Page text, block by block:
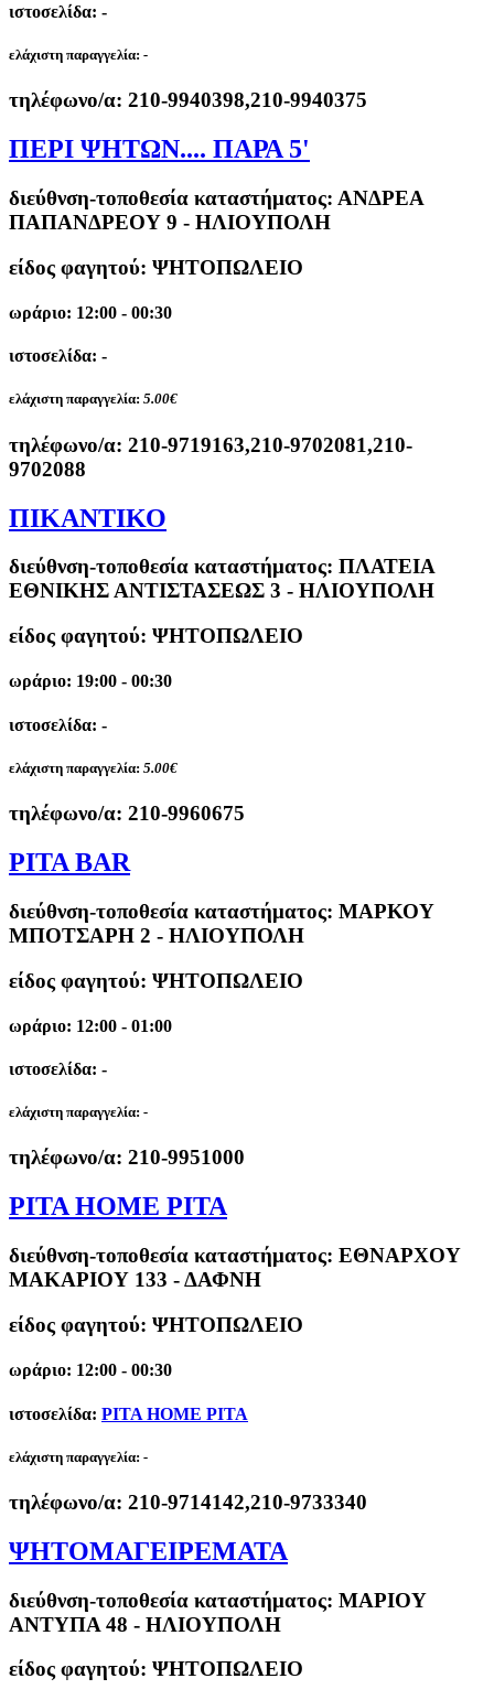
ιστοσελίδα: -
ελάχιστη παραγγελία: -
τηλέφωνο/α: 210-9940398,210-9940375
ΠΕΡΙ ΨΗΤΩΝ.... ΠΑΡΑ 5'
διεύθνση-τοποθεσία καταστήματος: ΑΝΔΡΕΑ
ΠΑΠΑΝΔΡΕΟΥ 9 - ΗΛΙΟΥΠΟΛΗ
είδος φαγητού: ΨΗΤΟΠΩΛΕΙΟ
ωράριο: 12:00 - 00:30
ιστοσελίδα: -
ελάχιστη παραγγελία: 5.00€
τηλέφωνο/α: 210-9719163,210-9702081,210-
9702088
ΠΙΚΑΝΤΙΚΟ
διεύθνση-τοποθεσία καταστήματος: ΠΛΑΤΕΙΑ
ΕΘΝΙΚΗΣ ΑΝΤΙΣΤΑΣΕΩΣ 3 - ΗΛΙΟΥΠΟΛΗ
είδος φαγητού: ΨΗΤΟΠΩΛΕΙΟ
ωράριο: 19:00 - 00:30
ιστοσελίδα: -
ελάχιστη παραγγελία: 5.00€
τηλέφωνο/α: 210-9960675
PITA BAR
διεύθνση-τοποθεσία καταστήματος: ΜΑΡΚΟΥ
ΜΠΟΤΣΑΡΗ 2 - ΗΛΙΟΥΠΟΛΗ
είδος φαγητού: ΨΗΤΟΠΩΛΕΙΟ
ωράριο: 12:00 - 01:00
ιστοσελίδα: -
ελάχιστη παραγγελία: -
τηλέφωνο/α: 210-9951000
PITA HOME PITA
διεύθνση-τοποθεσία καταστήματος: ΕΘΝΑΡΧΟΥ
ΜΑΚΑΡΙΟΥ 133 - ΔΑΦΝΗ
είδος φαγητού: ΨΗΤΟΠΩΛΕΙΟ
ωράριο: 12:00 - 00:30
ιστοσελίδα: PITA HOME PITA
ελάχιστη παραγγελία: -
τηλέφωνο/α: 210-9714142,210-9733340
ΨΗΤΟΜΑΓΕΙΡΕΜΑΤΑ
διεύθνση-τοποθεσία καταστήματος: ΜΑΡΙΟΥ
ΑΝΤΥΠΑ 48 - ΗΛΙΟΥΠΟΛΗ
είδος φαγητού: ΨΗΤΟΠΩΛΕΙΟ